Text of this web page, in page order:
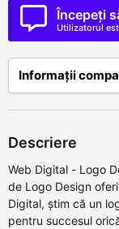
Începeți
Utilizatorul
Informații
Descriere
Web Digital - Logo
de Logo Design
Digital, știm că un
pentru succesul